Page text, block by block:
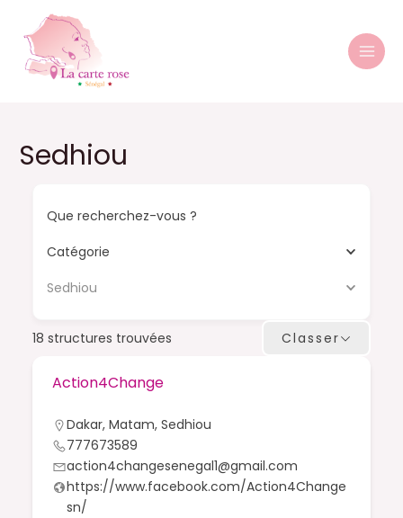
contenu
Sedhiou
Que recherchez-vous ?
Catégorie
Sedhiou
18 structures trouvées Classer
Action4Change
Dakar,Matam,Sedhiou
777673589
action4changesenegal1@gmail.com
https://www.facebook.com/Action4Change
sn/